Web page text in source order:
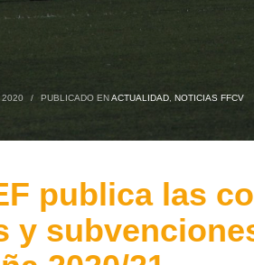
2020 / PUBLICADO ENACTUALIDAD, NOTICIAS FFCV
publica las
y